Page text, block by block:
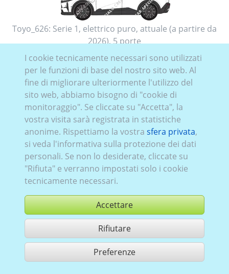
Toyo_626: Serie 1, elettrico puro, attuale (a partire da
2026),5 porte
comprare
condividi 1 risultati di ricerca
I cookie tecnicamente necessari sono utilizzati
per le funzioni di base del nostro sito web. Al
fine di migliorare ulteriormente l'utilizzo del
sito web, abbiamo bisogno di "cookie di
monitoraggio". Se cliccate su "Accetta", la
vostra visita sarà registrata in statistiche
anonime. Rispettiamo la vostra sfera privata,
si veda l'informativa sulla protezione dei dati
personali. Se non lo desiderate, cliccate su
"Rifiuta" e verranno impostati solo i cookie
tecnicamente necessari.
Accettare
Rifiutare
Preferenze